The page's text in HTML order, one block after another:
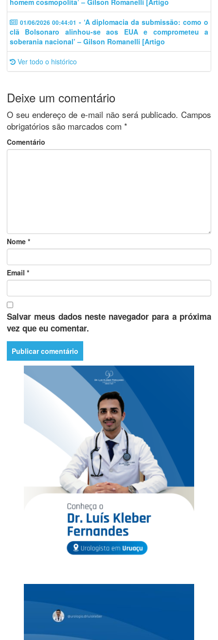
homem cosmopolita’ – Gilson Romanelli [Artigo
01/06/2026 00:44:01 - ‘A diplomacia da submissão: como o
clã Bolsonaro alinhou-se aos EUA e comprometeu a
soberania nacional’ – Gilson Romanelli [Artigo
Ver todo o histórico
Deixe um comentário
O seu endereço de e-mail não será publicado. Campos
obrigatórios são marcados com *
Comentário
Nome *
Email *
Salvar meus dados neste navegador para a próxima
vez que eu comentar.